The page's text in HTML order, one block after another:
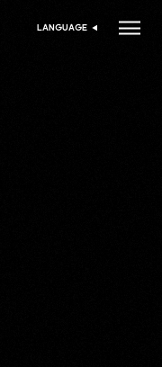
اختر اللغة
LANGUAGE